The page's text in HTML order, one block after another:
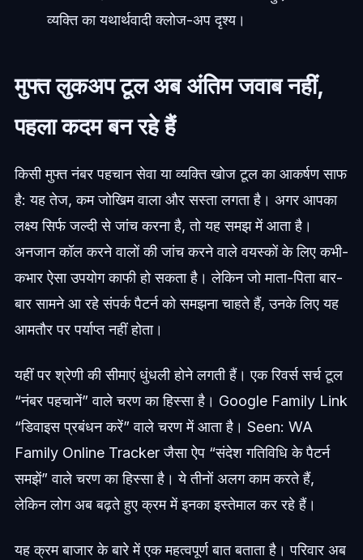
व्यक्ति का यथार्थवादी क्लोज-अप दृश्य।
मुफ्त लुकअप टूल अब अंतिम जवाब नहीं,
पहला कदम बन रहे हैं
किसी मुफ्त नंबर पहचान सेवा या व्यक्ति खोज टूल का आकर्षण साफ
है: यह तेज, कम जोखिम वाला और सस्ता लगता है। अगर आपका
लक्ष्य सिर्फ जल्दी से जांच करना है, तो यह समझ में आता है।
अनजान कॉल करने वालों की जांच करने वाले वयस्कों के लिए कभी-
कभार ऐसा उपयोग काफी हो सकता है। लेकिन जो माता-पिता बार-
बार सामने आ रहे संपर्क पैटर्न को समझना चाहते हैं, उनके लिए यह
आमतौर पर पर्याप्त नहीं होता।
यहीं पर श्रेणी की सीमाएं धुंधली होने लगती हैं। एक रिवर्स सर्च टूल
“नंबर पहचानें” वाले चरण का हिस्सा है। Google Family Link
“डिवाइस प्रबंधन करें” वाले चरण में आता है। Seen: WA
Family Online Tracker जैसा ऐप “संदेश गतिविधि के पैटर्न
समझें” वाले चरण का हिस्सा है। ये तीनों अलग काम करते हैं,
लेकिन लोग अब बढ़ते हुए क्रम में इनका इस्तेमाल कर रहे हैं।
यह क्रम बाजार के बारे में एक महत्वपूर्ण बात बताता है। परिवार अब